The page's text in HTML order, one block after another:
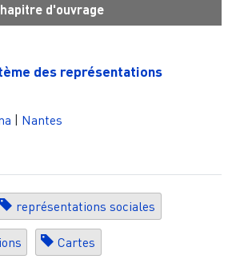
d'ouvrage
des représentations
Nantes
représentations sociales
Cartes